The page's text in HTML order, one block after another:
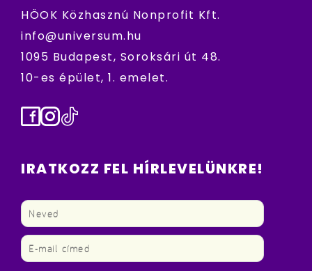
HÖOK Közhasznú Nonprofit Kft.
info@universum.hu
1095 Budapest, Soroksári út 48.
10-es épület, 1. emelet.
Facebook
Instagram
TikTok
IRATKOZZ FEL HÍRLEVELÜNKRE!